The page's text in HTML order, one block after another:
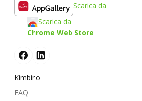
Scarica da
Scarica da
Chrome Web Store
Kimbino
FAQ